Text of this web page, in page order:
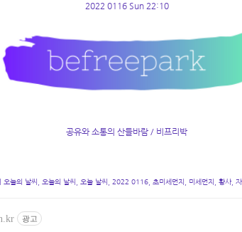
2022 0116 Sun 22:10
공유와 소통의 산들바람 / 비프리박
오늘의 날씨, 오늘의 날씨, 오늘 날씨, 2022 0116, 초미세먼지, 미세먼지, 황사,
광고